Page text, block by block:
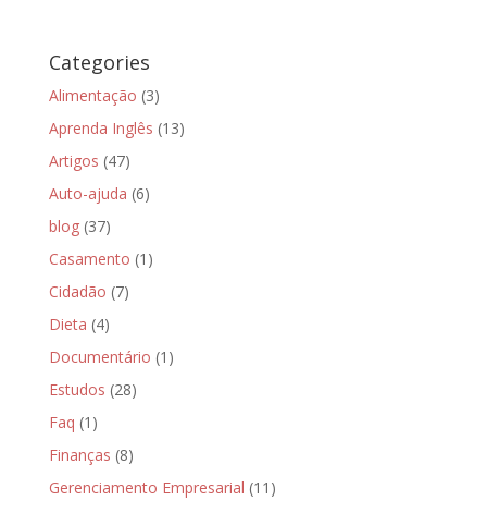
Categories
Alimentação (3)
Aprenda Inglês (13)
Artigos (47)
Auto-ajuda (6)
blog(37)
Casamento (1)
Cidadão (7)
Dieta (4)
Documentário (1)
Estudos (28)
Faq (1)
Finanças (8)
Gerenciamento Empresarial (11)